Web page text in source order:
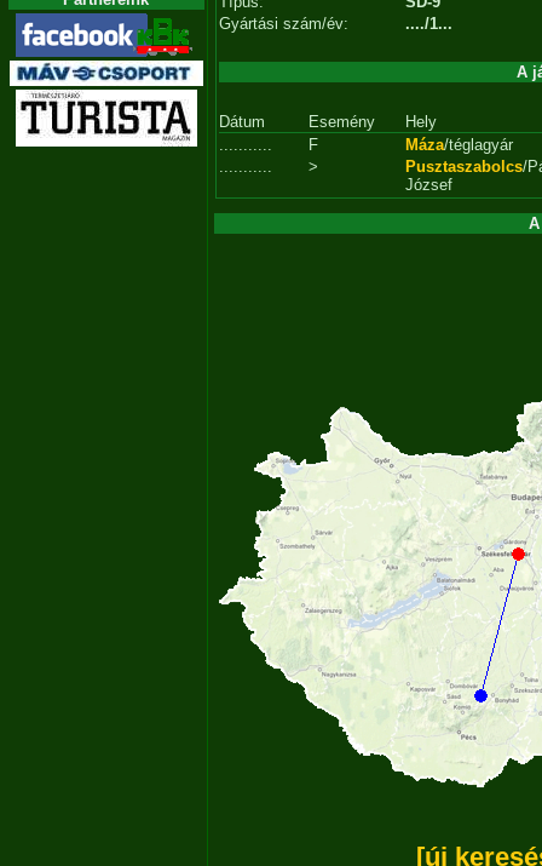
Gyártási szám/év:
..../1...
A
Dátum Esemény
Hely
...........
F Máza/téglagyár
...........
> Pusztaszabolcs/
József
[új